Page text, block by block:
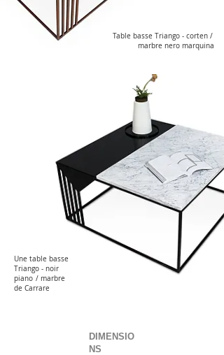
Table basse Triango - corten /
marbre nero marquina
Une table basse
Triango - noir
piano / marbre
de Carrare
DIMENSIO
NS